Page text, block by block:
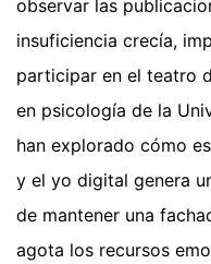
observar las
insuficiencia crecía,
participar en el teatro
en psicología de la
han explorado cómo
y el yo digital genera
de mantener una
agota los recursos